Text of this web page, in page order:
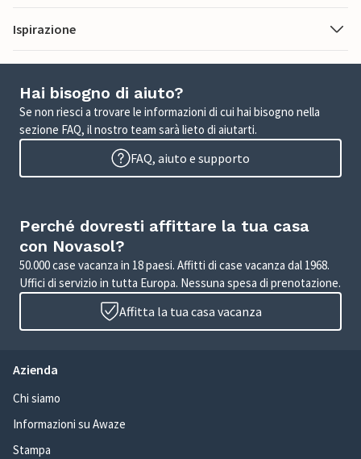
Ispirazione
Hai bisogno di aiuto?
Se non riesci a trovare le informazioni di cui hai bisogno nella
sezione FAQ, il nostro team sarà lieto di aiutarti.
FAQ, aiuto e supporto
Perché dovresti affittare la tua casa
con Novasol?
50.000 case vacanza in 18 paesi. Affitti di case vacanza dal 1968.
Uffici di servizio in tutta Europa. Nessuna spesa di prenotazione.
Affitta la tua casa vacanza
Azienda
Chi siamo
Informazioni su Awaze
Stampa